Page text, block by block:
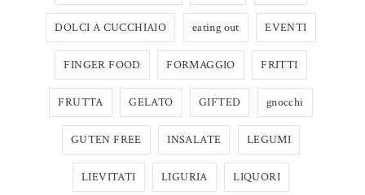
DOLCI A CUCCHIAIO eating out EVENTI
FINGER FOOD FORMAGGIO FRITTI
FRUTTA GELATO GIFTED gnocchi
GUTEN FREE INSALATE LEGUMI
LIEVITATI LIGURIA LIQUORI